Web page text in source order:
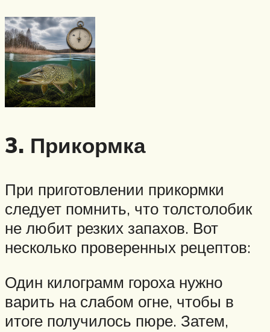
3. Прикормка
При приготовлении прикормки
следует помнить, что толстолобик
не любит резких запахов. Вот
несколько проверенных рецептов:
Один килограмм гороха нужно
варить на слабом огне, чтобы в
итоге получилось пюре. Затем,